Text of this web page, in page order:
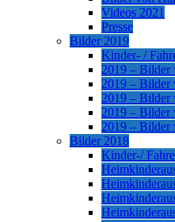
Videos 2021
Presse
Bilder 2019
Kinder- /
2019 – Bilder
2019 – Bilder
2019 – Bilder
2019 – Bilder
2019 – Bilder
Bilder 2018
Kinder-/